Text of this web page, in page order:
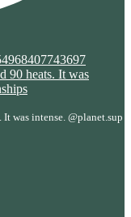
was intense. @planet.sup